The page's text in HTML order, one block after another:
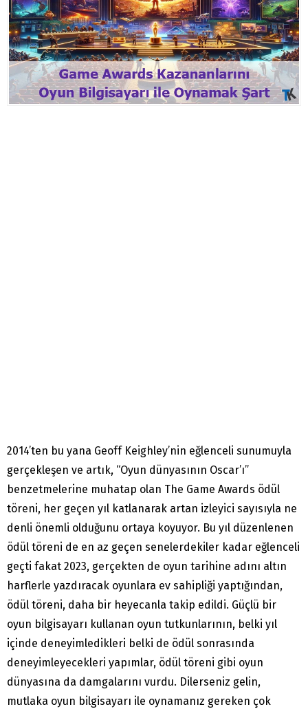
2014’ten bu yana Geoff Keighley’nin eğlenceli sunumuyla
gerçekleşen ve artık, “Oyun dünyasının Oscar’ı”
benzetmelerine muhatap olan The Game Awards ödül
töreni, her geçen yıl katlanarak artan izleyici sayısıyla ne
denli önemli olduğunu ortaya koyuyor. Bu yıl düzenlenen
ödül töreni de en az geçen senelerdekiler kadar eğlenceli
geçti fakat 2023, gerçekten de oyun tarihine adını altın
harflerle yazdıracak oyunlara ev sahipliği yaptığından,
ödül töreni, daha bir heyecanla takip edildi. Güçlü bir
oyun bilgisayarı kullanan oyun tutkunlarının, belki yıl
içinde deneyimledikleri belki de ödül sonrasında
deneyimleyecekleri yapımlar, ödül töreni gibi oyun
dünyasına da damgalarını vurdu. Dilerseniz gelin,
mutlaka oyun bilgisayarı ile oynamanız gereken çok